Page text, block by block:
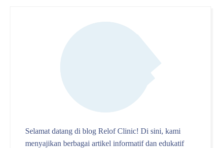
Selamat datang di blog Relof Clinic! Di sini, kami
menyajikan berbagai artikel informatif dan edukatif